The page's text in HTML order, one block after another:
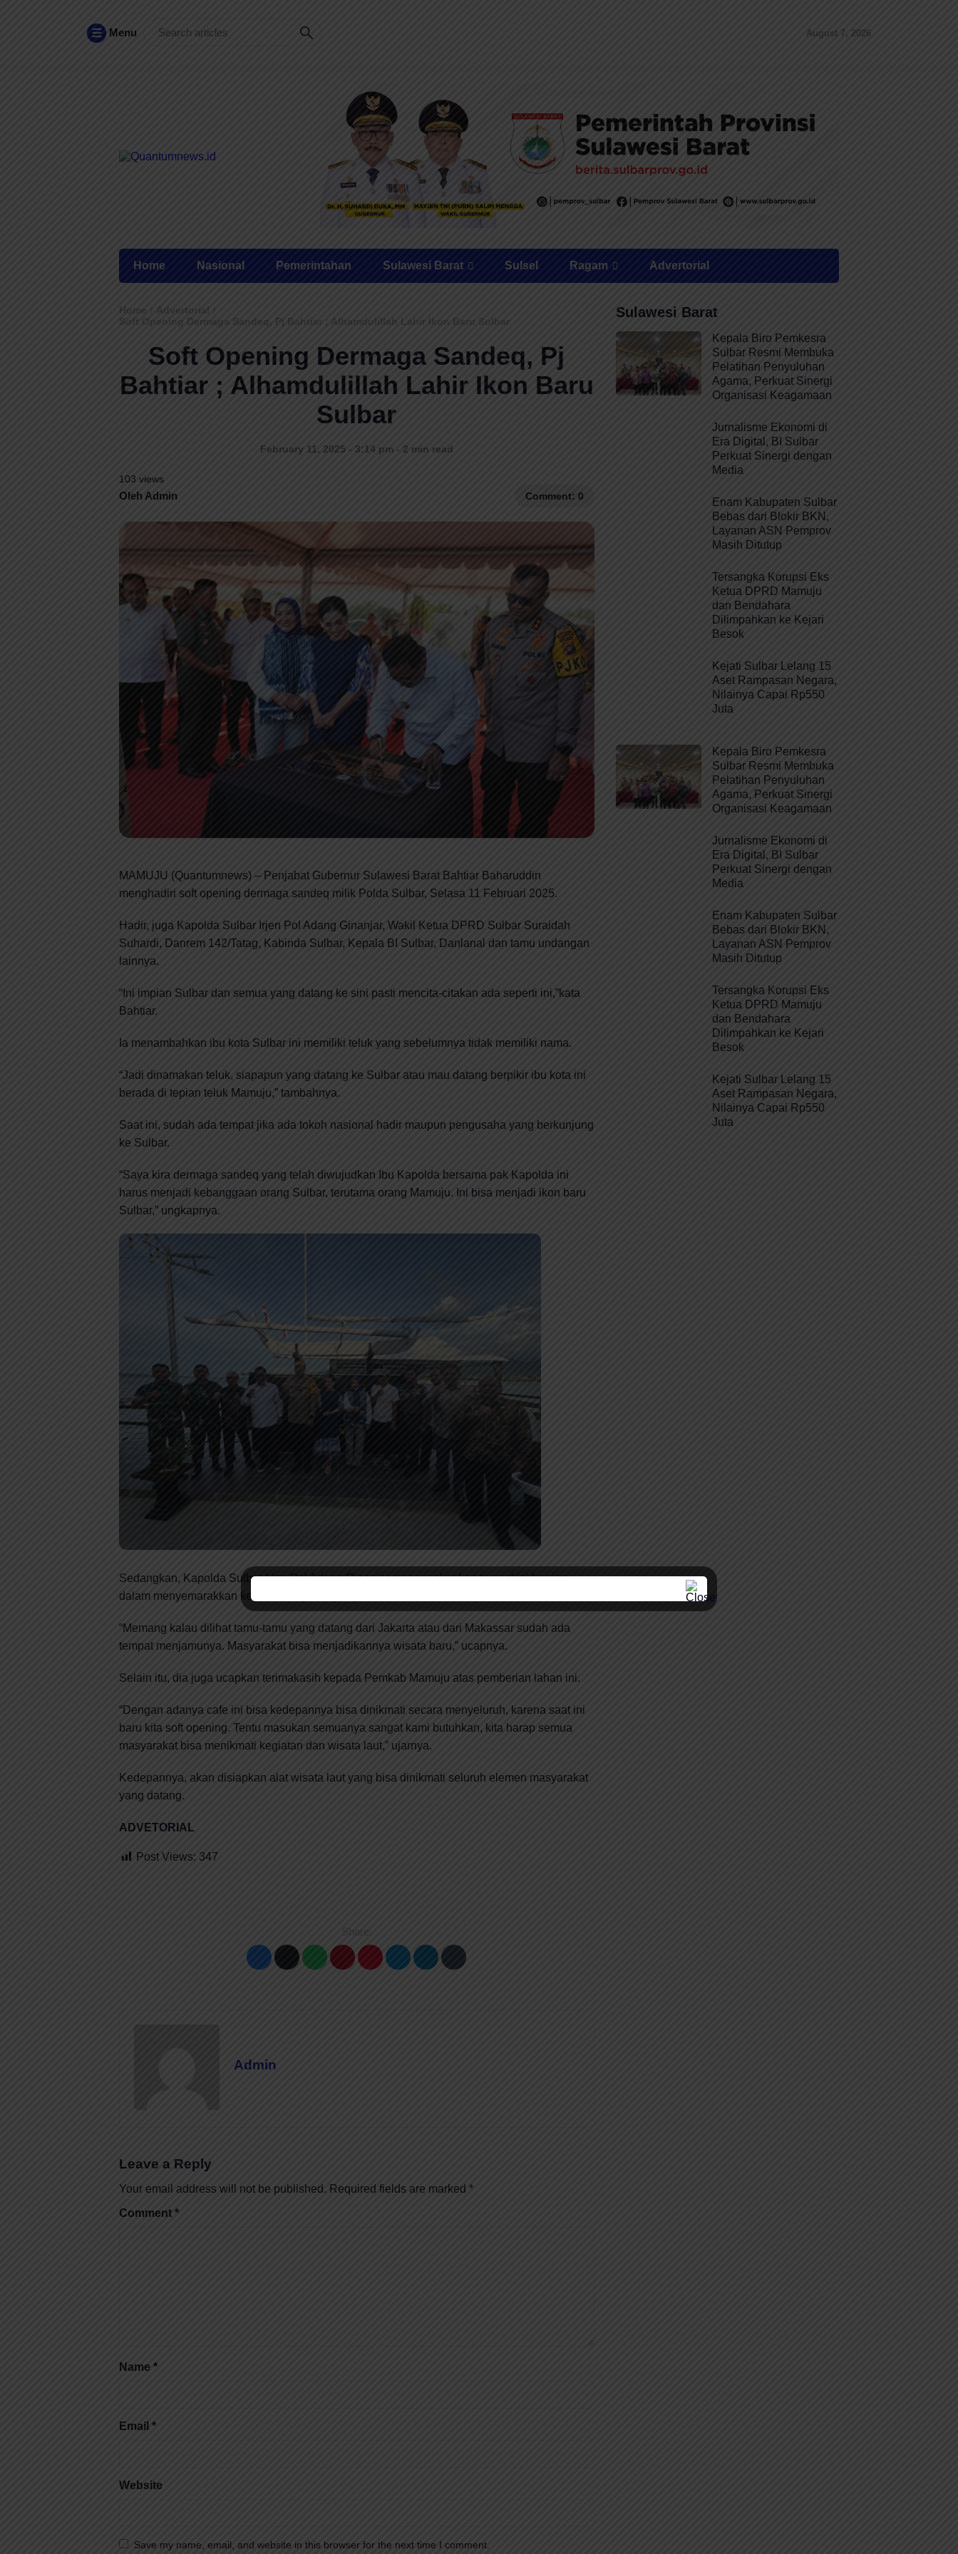
Menu August 7, 2026
Home Nasional Pemerintahan Sulawesi Barat Sulsel Ragam Advertorial
Home / Advertorial /
Soft Opening Dermaga Sandeq, Pj Bahtiar ; Alhamdulillah Lahir Ikon Baru Sulbar
Soft Opening Dermaga Sandeq, Pj
Bahtiar ; Alhamdulillah Lahir Ikon Baru
Sulbar
February 11, 2025 - 3:14 pm - 2 min read
103 views
Oleh Admin Comment: 0
MAMUJU (Quantumnews) – Penjabat Gubernur Sulawesi Barat Bahtiar Baharuddin
menghadiri soft opening dermaga sandeq milik Polda Sulbar, Selasa 11 Februari 2025.
Hadir, juga Kapolda Sulbar Irjen Pol Adang Ginanjar, Wakil Ketua DPRD Sulbar Suraidah
Suhardi, Danrem 142/Tatag, Kabinda Sulbar, Kepala BI Sulbar, Danlanal dan tamu undangan
lainnya.
“Ini impian Sulbar dan semua yang datang ke sini pasti mencita-citakan ada seperti ini,”kata
Bahtiar.
Ia menambahkan ibu kota Sulbar ini memiliki teluk yang sebelumnya tidak memiliki nama.
“Jadi dinamakan teluk, siapapun yang datang ke Sulbar atau mau datang berpikir ibu kota ini
berada di tepian teluk Mamuju,” tambahnya.
Saat ini, sudah ada tempat jika ada tokoh nasional hadir maupun pengusaha yang berkunjung
ke Sulbar.
“Saya kira dermaga sandeq yang telah diwujudkan Ibu Kapolda bersama pak Kapolda ini
harus menjadi kebanggaan orang Sulbar, terutama orang Mamuju. Ini bisa menjadi ikon baru
Sulbar,” ungkapnya.
Sedangkan, Kapolda Sulbar Irjen Pol Adang Ginanjar mengungkapkan tempat ini bagian
dalam menyemarakkan kegiatan-kegiatan yang dilaksanakan di Mamuju.
“Memang kalau dilihat tamu-tamu yang datang dari Jakarta atau dari Makassar sudah ada
tempat menjamunya. Masyarakat bisa menjadikannya wisata baru,” ucapnya.
Selain itu, dia juga ucapkan terimakasih kepada Pemkab Mamuju atas pemberian lahan ini.
“Dengan adanya cafe ini bisa kedepannya bisa dinikmati secara menyeluruh, karena saat ini
baru kita soft opening. Tentu masukan semuanya sangat kami butuhkan, kita harap semua
masyarakat bisa menikmati kegiatan dan wisata laut,” ujarnya.
Kedepannya, akan disiapkan alat wisata laut yang bisa dinikmati seluruh elemen masyarakat
yang datang.
ADVETORIAL
Post Views: 347
Share:
Admin
Leave a Reply
Your email address will not be published. Required fields are marked *
Comment *
Name *
Email *
Website
Save my name, email, and website in this browser for the next time I comment.
Sulawesi Barat
Kepala Biro Pemkesra
Sulbar Resmi Membuka
Pelatihan Penyuluhan
Agama, Perkuat Sinergi
Organisasi Keagamaan
Jurnalisme Ekonomi di
Era Digital, BI Sulbar
Perkuat Sinergi dengan
Media
Enam Kabupaten Sulbar
Bebas dari Blokir BKN,
Layanan ASN Pemprov
Masih Ditutup
Tersangka Korupsi Eks
Ketua DPRD Mamuju
dan Bendahara
Dilimpahkan ke Kejari
Besok
Kejati Sulbar Lelang 15
Aset Rampasan Negara,
Nilainya Capai Rp550
Juta
Kepala Biro Pemkesra
Sulbar Resmi Membuka
Pelatihan Penyuluhan
Agama, Perkuat Sinergi
Organisasi Keagamaan
Jurnalisme Ekonomi di
Era Digital, BI Sulbar
Perkuat Sinergi dengan
Media
Enam Kabupaten Sulbar
Bebas dari Blokir BKN,
Layanan ASN Pemprov
Masih Ditutup
Tersangka Korupsi Eks
Ketua DPRD Mamuju
dan Bendahara
Dilimpahkan ke Kejari
Besok
Kejati Sulbar Lelang 15
Aset Rampasan Negara,
Nilainya Capai Rp550
Juta